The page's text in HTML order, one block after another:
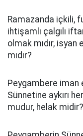
Ramazanda içkili,
ihtişamlı çalgılı
olmak mıdır,
mıdır?
Peygambere iman
Sünnetine aykırı
mudur, helak midir?